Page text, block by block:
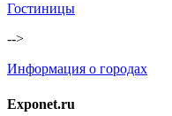
Гостиницы
-->
Информация о городах
Exponet.ru